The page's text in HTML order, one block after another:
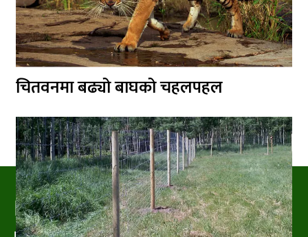
चितवनमा बढ्यो बाघको चहलपहल
PRAKRITIPRESS